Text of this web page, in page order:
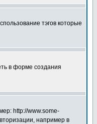
тэгов которые
в форме создания
http://www.some-
например в